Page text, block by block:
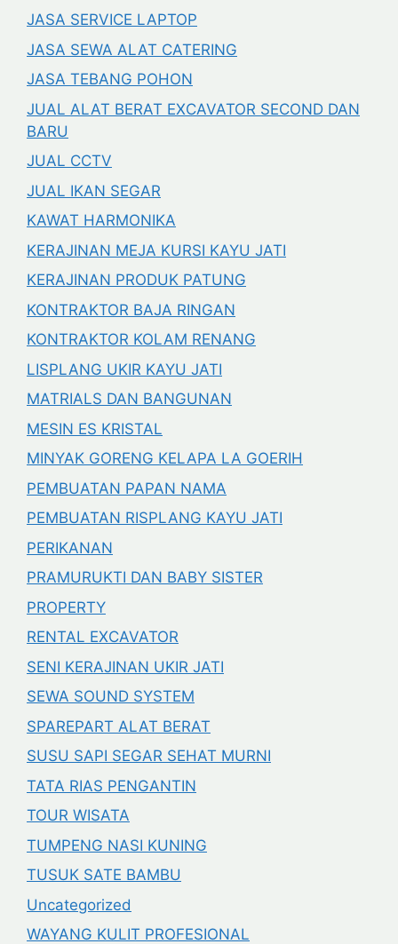
JASA SERVICE LAPTOP
JASA SEWA ALAT CATERING
JASA TEBANG POHON
JUAL ALAT BERAT EXCAVATOR SECOND DAN
BARU
JUAL CCTV
JUAL IKAN SEGAR
KAWAT HARMONIKA
KERAJINAN MEJA KURSI KAYU JATI
KERAJINAN PRODUK PATUNG
KONTRAKTOR BAJA RINGAN
KONTRAKTOR KOLAM RENANG
LISPLANG UKIR KAYU JATI
MATRIALS DAN BANGUNAN
MESIN ES KRISTAL
MINYAK GORENG KELAPA LA GOERIH
PEMBUATAN PAPAN NAMA
PEMBUATAN RISPLANG KAYU JATI
PERIKANAN
PRAMURUKTI DAN BABY SISTER
PROPERTY
RENTAL EXCAVATOR
SENI KERAJINAN UKIR JATI
SEWA SOUND SYSTEM
SPAREPART ALAT BERAT
SUSU SAPI SEGAR SEHAT MURNI
TATA RIAS PENGANTIN
TOUR WISATA
TUMPENG NASI KUNING
TUSUK SATE BAMBU
Uncategorized
WAYANG KULIT PROFESIONAL